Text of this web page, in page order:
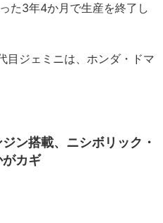
た3年4か月で生産を終了し
目ジェミニは、ホンダ・ドマ
ン搭載、ニシボリック・
カギ